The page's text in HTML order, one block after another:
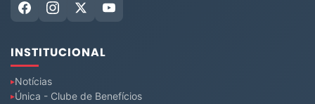
INSTITUCIONAL
Notícias
Única - Clube de Benefícios